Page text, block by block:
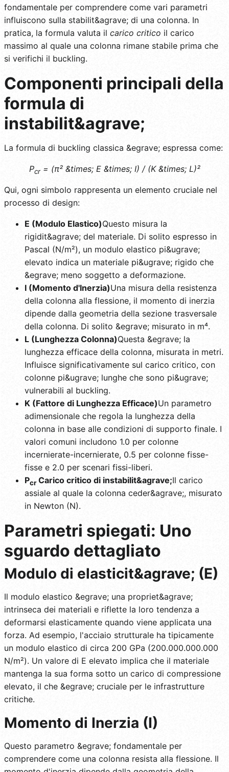
fondamentale per comprendere come vari parametri
influiscono sulla stabilit&agrave; di una colonna. In
pratica, la formula valuta il carico critico il carico
massimo al quale una colonna rimane stabile prima che
si verifichi il buckling.
Componenti principali della
formula di
instabilit&agrave;
La formula di buckling classica &egrave; espressa come:
Pcr= (π² &times; E &times; I) / (K &times; L)²
Qui, ogni simbolo rappresenta un elemento cruciale nel
processo di design:
E (Modulo Elastico)Questo misura la
rigidit&agrave; del materiale. Di solito espresso in
Pascal (N/m²), un modulo elastico pi&ugrave;
elevato indica un materiale pi&ugrave; rigido che
&egrave; meno soggetto a deformazione.
I (Momento d'Inerzia)Una misura della resistenza
della colonna alla flessione, il momento di inerzia
dipende dalla geometria della sezione trasversale
della colonna. Di solito &egrave; misurato in m⁴.
L (Lunghezza Colonna)Questa &egrave; la
lunghezza efficace della colonna, misurata in metri.
Influisce significativamente sul carico critico, con
colonne pi&ugrave; lunghe che sono pi&ugrave;
vulnerabili al buckling.
K (Fattore di Lunghezza Efficace)Un parametro
adimensionale che regola la lunghezza della
colonna in base alle condizioni di supporto finale. I
valori comuni includono 1.0 per colonne
incernierate-incernierate, 0.5 per colonne fisse-
fisse e 2.0 per scenari fissi-liberi.
PcrCarico critico di instabilit&agrave;Il carico
assiale al quale la colonna ceder&agrave;, misurato
in Newton (N).
Parametri spiegati: Uno
sguardo dettagliato
Modulo di elasticit&agrave; (E)
Il modulo elastico &egrave; una propriet&agrave;
intrinseca dei materiali e riflette la loro tendenza a
deformarsi elasticamente quando viene applicata una
forza. Ad esempio, l'acciaio strutturale ha tipicamente
un modulo elastico di circa 200 GPa (200.000.000.000
N/m²). Un valore di E elevato implica che il materiale
mantenga la sua forma sotto un carico di compressione
elevato, il che &egrave; cruciale per le infrastrutture
critiche.
Momento di Inerzia (I)
Questo parametro &egrave; fondamentale per
comprendere come una colonna resista alla flessione. Il